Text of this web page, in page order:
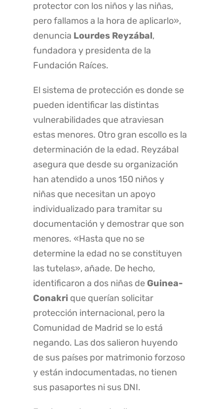
protector con los niños y las niñas,
pero fallamos a la hora de aplicarlo»,
denuncia Lourdes Reyzábal,
fundadora y presidenta de la
Fundación Raíces.
El sistema de protección es donde se
pueden identificar las distintas
vulnerabilidades que atraviesan
estas menores. Otro gran escollo es la
determinación de la edad. Reyzábal
asegura que desde su organización
han atendido a unos 150 niños y
niñas que necesitan un apoyo
individualizado para tramitar su
documentación y demostrar que son
menores. «Hasta que no se
determine la edad no se constituyen
las tutelas», añade. De hecho,
identificaron a dos niñas de Guinea-
Conakri que querían solicitar
protección internacional, pero la
Comunidad de Madrid se lo está
negando. Las dos salieron huyendo
de sus países por matrimonio forzoso
y están indocumentadas, no tienen
sus pasaportes ni sus DNI.